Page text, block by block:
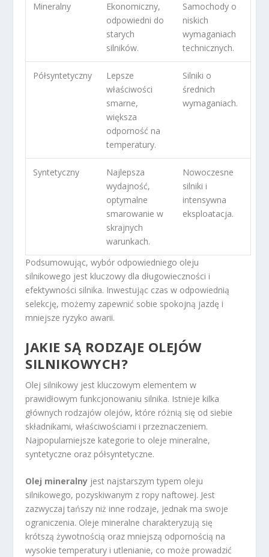
Mineralny
Ekonomiczny,
odpowiedni do
starych
silników.
Samochody o
niskich
wymaganiach
technicznych.
Półsyntetyczny
Lepsze
właściwości
smarne,
większa
odporność na
temperatury.
Silniki o
średnich
wymaganiach.
Syntetyczny
Najlepsza
wydajność,
optymalne
smarowanie w
skrajnych
warunkach.
Nowoczesne
silniki i
intensywna
eksploatacja.
Podsumowując, wybór odpowiedniego oleju
silnikowego jest kluczowy dla długowieczności i
efektywności silnika. Inwestując czas w odpowiednią
selekcję, możemy zapewnić sobie spokojną jazdę i
mniejsze ryzyko awarii.
JAKIE SĄ RODZAJE OLEJÓW
SILNIKOWYCH?
Olej silnikowy jest kluczowym elementem w
prawidłowym funkcjonowaniu silnika. Istnieje kilka
głównych rodzajów olejów, które różnią się od siebie
składnikami, właściwościami i przeznaczeniem.
Najpopularniejsze kategorie to oleje mineralne,
syntetyczne oraz półsyntetyczne.
Olej mineralny jest najstarszym typem oleju
silnikowego, pozyskiwanym z ropy naftowej. Jest
zazwyczaj tańszy niż inne rodzaje, jednak ma swoje
ograniczenia. Oleje mineralne charakteryzują się
krótszą żywotnością oraz mniejszą odpornością na
wysokie temperatury i utlenianie, co może prowadzić